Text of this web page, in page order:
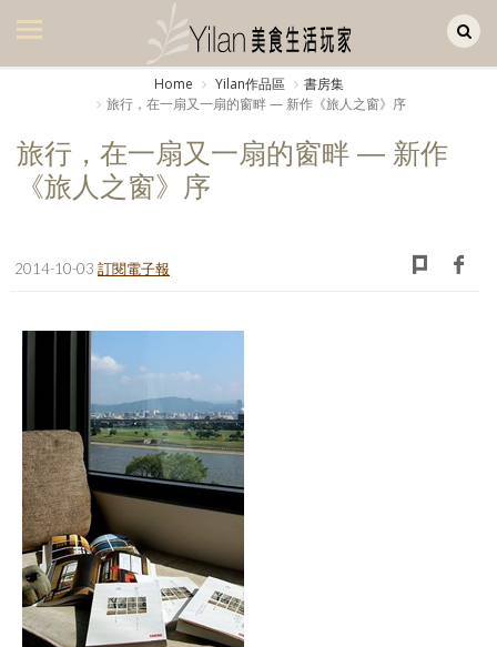
美食集
廚房集
旅遊集
餐桌週記
享樂隨手拍
照相簿
影音區
創意出版服務
Home Yilan作品區
書房集
旅行，在一扇又一扇的窗畔 — 新作《旅人之窗》序
旅行，在一扇又一扇的窗畔 — 新作
《旅人之窗》序
2014-10-03 訂閱電子報